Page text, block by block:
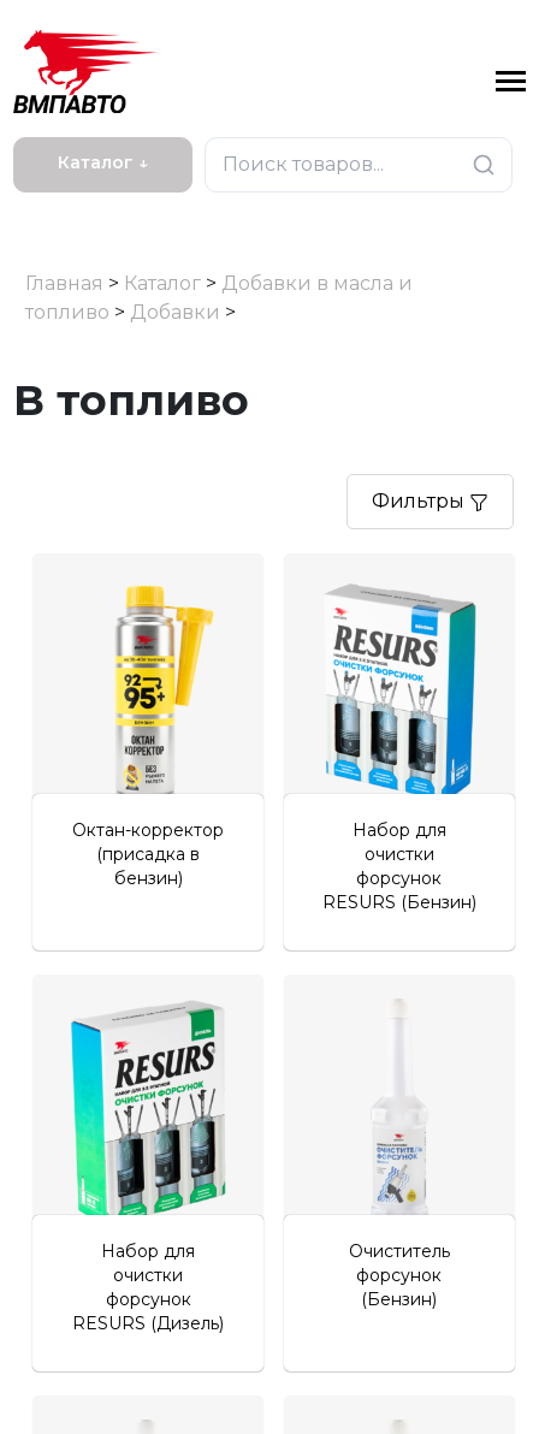
Каталог ↓
Личный кабинет
Главная > Каталог > Добавки в масла и
топливо > Добавки >
В топливо
Фильтры
Октан-корректор
(присадка в
бензин)
Набор для
очистки
форсунок
RESURS (Бензин)
Набор для
очистки
форсунок
RESURS (Дизель)
Очиститель
форсунок
(Бензин)